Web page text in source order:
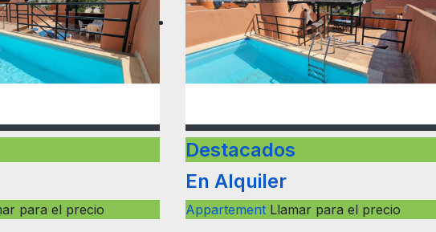
para el precio
Destacados
En Alquiler
Appartement Llamar para el precio